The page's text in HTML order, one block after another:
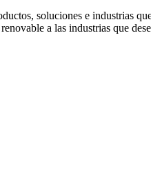
soluciones e industrias
a las industrias que